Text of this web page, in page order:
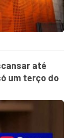
até
um terço do